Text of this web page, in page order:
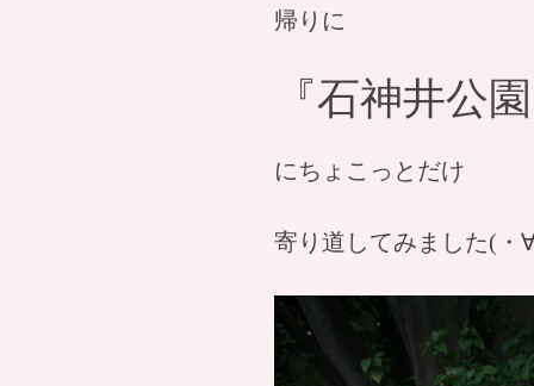
帰りに
『石神井公
にちょこっとだけ
寄り道してみました(・